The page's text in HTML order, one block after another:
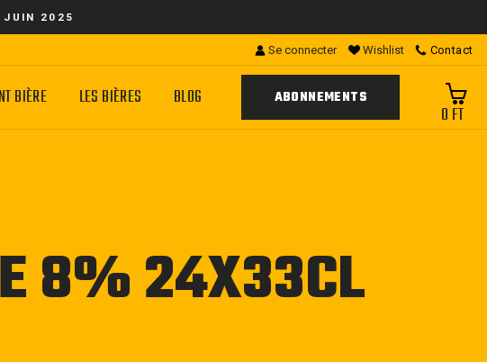
JUIN 2025
Se connecter Wishlist Contact
BIÈRE LES BIÈRES BLOG ABONNEMENTS
0 FT
8% 24X33CL